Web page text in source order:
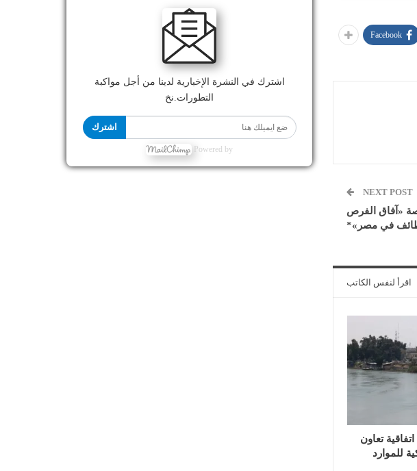
Facebook
NEXT POST
«آفاق الفرص
في مصر»*
اقرأ لنفس الكاتب
تعاون
للموارد
اشترك في النشرة الإخبارية لدينا من أجل مواكبة
التطورات.نخ
اشترك
Powered by